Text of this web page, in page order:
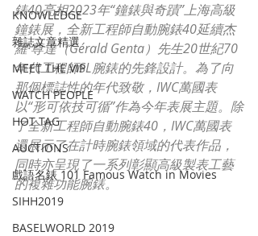
KNOWLEDGE
雜誌文章精選
MEET THE VIP
WATCH PEOPLE
HOT TAG
AUCTIONS
戲語名錶 101 Famous Watch in Movies
SIHH2019
BASELWORLD 2019
錶40亮相2023年“鐘錶與奇蹟”上海高級
鐘錶展，全新工程師自動腕錶40延續杰
羅·尊達（Gérald Genta）先生20世紀70
年代工程師SL腕錶的先鋒設計。為了向
那個標誌性的年代致敬，IWC萬國表
以“形可依技可循”作為今年表展主題。除
了全新工程師自動腕錶40，IWC萬國表
還展示了在計時腕錶領域的代表作品，
同時亦呈現了一系列彰顯高級製表工藝
的複雜功能腕錶。